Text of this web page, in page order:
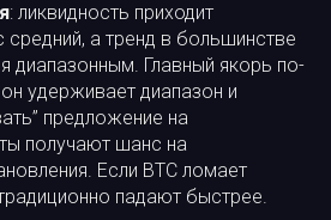
: ликвидность приходит
средний, а тренд в большинстве
диапазонным. Главный якорь по-
удерживает диапазон и
предложение на
получают шанс на
Если BTC ломает
падают быстрее.